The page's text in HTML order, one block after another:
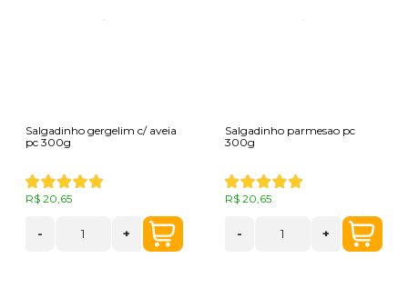
Salgadinho gergelim c/ aveia
pc 300g
R$ 20,65
- +
Salgadinho parmesao pc
300g
R$ 20,65
- +